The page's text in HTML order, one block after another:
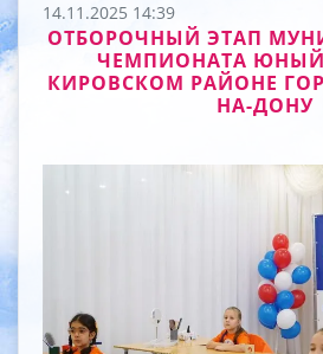
14.11.2025 14:39
ОТБОРОЧНЫЙ ЭТАП
ЧЕМПИОНАТА ЮНЫЙ
КИРОВСКОМ РАЙОНЕ
НА-ДОНУ